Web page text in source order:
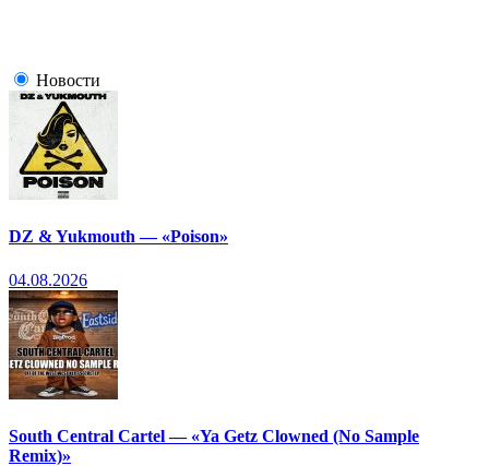
Новости
DZ & Yukmouth — «Poison»
04.08.2026
South Central Cartel — «Ya Getz Clowned (No Sample
Remix)»